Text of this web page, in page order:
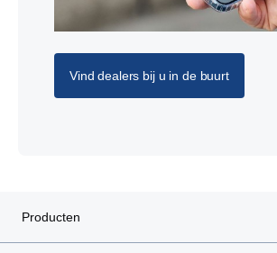
Vind dealers bij u in de buurt
Producten